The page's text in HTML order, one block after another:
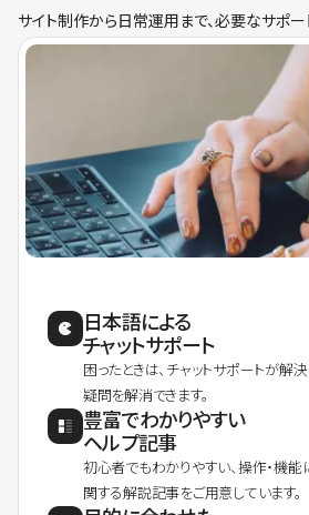
サイト制作から日常運用まで、必要なサポー
日本語による
チャットサポート
困ったときは、チャットサポートが解
疑問を解消できます。
豊富でわかりやすい
ヘルプ記事
初心者でもわかりやすい、操作・機能
関する解説記事をご用意しています。